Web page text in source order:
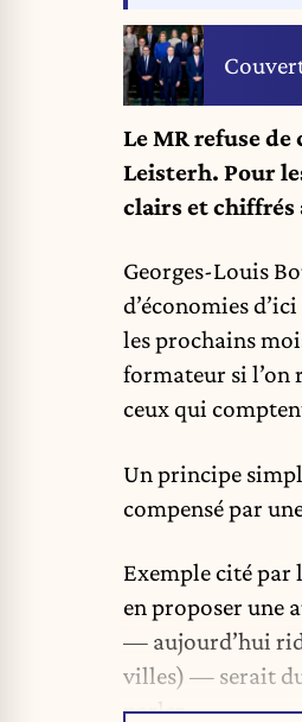
Le MR refuse
Leisterh. Pour
clairs et chiffrés
Georges-Louis
d’économies
les prochains
formateur si l’on
ceux qui
Un principe
compensé par
Exemple cité par
en proposer une
— aujourd’hui
villes) — serait du
parler.